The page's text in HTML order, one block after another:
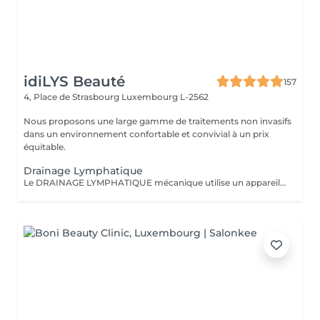
idiLYS Beauté
157
4, Place de Strasbourg Luxembourg L-2562
Nous proposons une large gamme de traitements non invasifs
dans un environnement confortable et convivial à un prix
équitable.
Drainage Lymphatique
Le DRAINAGE LYMPHATIQUE mécanique utilise un appareil pour stimuler la circulation de la lymphe pour dégonfler, détoxifier et affiner la silhouette. La LUMINOTHÉRAPIE du visage consiste à exposer la peau à des lumières LED afin de stimuler le renouvellement cellulaire et améliorer l'éclat du teint.